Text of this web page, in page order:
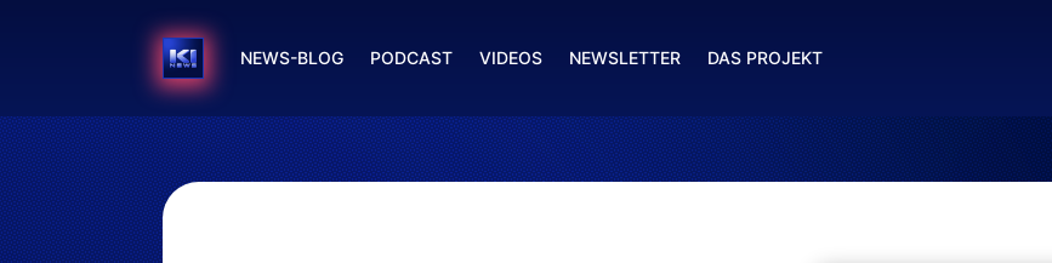
NEWS-BLOG PODCAST VIDEOS NEWSLETTER DAS PROJEKT